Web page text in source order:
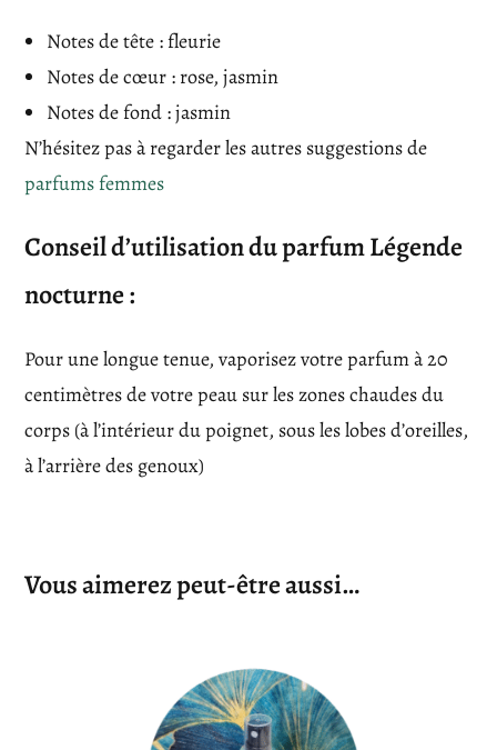
Notes de tête : fleurie
Notes de cœur : rose, jasmin
Notes de fond : jasmin
N’hésitez pas à regarder les autres suggestions de
parfums femmes
Conseil d’utilisation du parfum Légende
nocturne :
Pour une longue tenue, vaporisez votre parfum à 20
centimètres de votre peau sur les zones chaudes du
corps (à l’intérieur du poignet, sous les lobes d’oreilles,
à l’arrière des genoux)
Vous aimerez peut-être aussi…